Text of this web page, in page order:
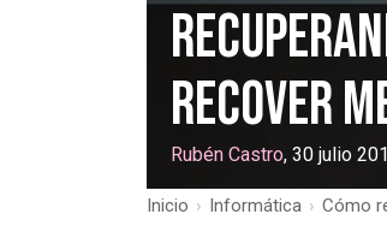
Recover
Rubén Castro, 30 julio
Inicio › Informática › Cómo